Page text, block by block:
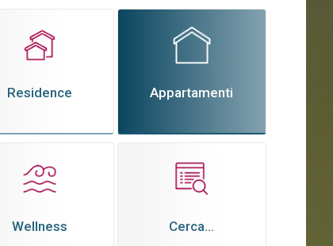
Residence Appartamenti
Wellness Cerca...